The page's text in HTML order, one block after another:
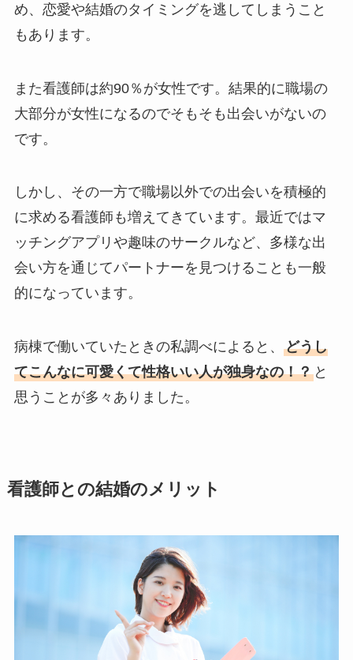
め、恋愛や結婚のタイミングを逃してしまうこと
もあります。
また看護師は約90％が女性です。結果的に職場の
大部分が女性になるのでそもそも出会いがないの
です。
しかし、その一方で職場以外での出会いを積極的
に求める看護師も増えてきています。最近ではマ
ッチングアプリや趣味のサークルなど、多様な出
会い方を通じてパートナーを見つけることも一般
的になっています。
病棟で働いていたときの私調べによると、 どうし
てこんなに可愛くて性格いい人が独身なの！？と
思うことが多々ありました。
看護師との結婚のメリット